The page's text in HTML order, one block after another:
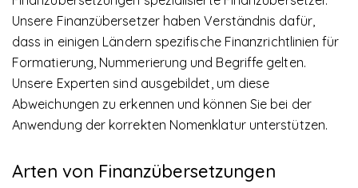
Unsere Finanzübersetzer haben Verständnis dafür,
dass in einigen Ländern spezifische Finanzrichtlinien für
Formatierung, Nummerierung und Begriffe gelten.
Unsere Experten sind ausgebildet, um diese
Abweichungen zu erkennen und können Sie bei der
Anwendung der korrekten Nomenklatur unterstützen.
Arten von Finanzübersetzungen